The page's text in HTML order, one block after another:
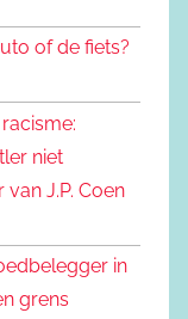
of de fiets?
niet
van J.P. Coen
in
grens